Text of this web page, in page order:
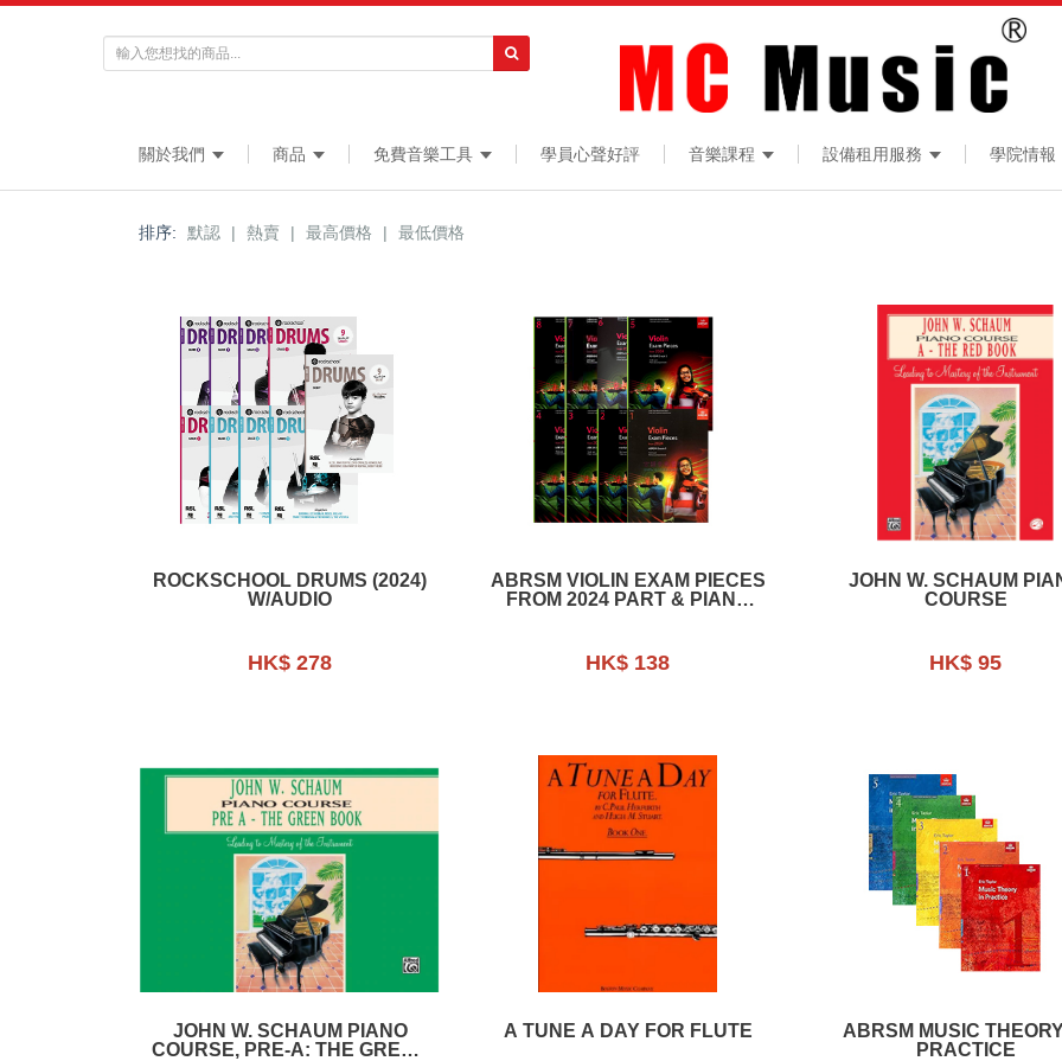
關於我們 商品 免費音樂工具 學員心聲好評 音樂課程 設備租用服務 學院情報
排序: 默認 | 熱賣 | 最高價格 | 最低價格
ROCKSCHOOL DRUMS (2024)
W/AUDIO
HK$ 278
ABRSM VIOLIN EXAM PIECES
FROM 2024 PART & PIANO
HK$ 138
JOHN W. SCHAUM
COURSE
HK$ 95
JOHN W. SCHAUM PIANO
COURSE, PRE-A: THE GREEN
A TUNE A DAY FOR FLUTE
ABRSM MUSIC
PRACTICE